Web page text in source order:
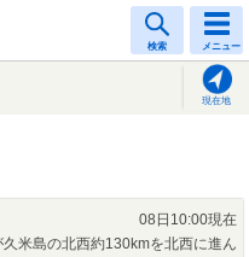
検索 メニュー
現在地
08日10:00現在
米島の北西約130kmを北西に進ん